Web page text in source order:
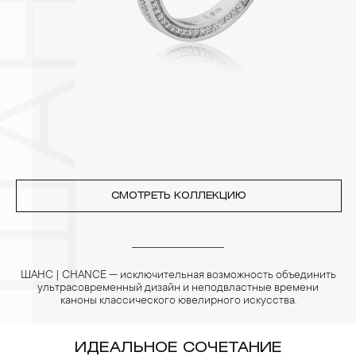
Особенно беречь от воздействия влаги, необходимо
позолоченные изделия. Также высокую влажность плохо
переносят жемчуг, бирюза, малахит и янтарь.
СМОТРЕТЬ КОЛЛЕКЦИЮ
ШАНС | CHANCE — исключительная возможность объединить
ультрасовременный дизайн и неподвластные времени
каноны классического ювелирного искусства.
ИДЕАЛЬНОЕ СОЧЕТАНИЕ